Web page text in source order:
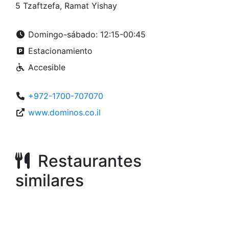
5 Tzaftzefa, Ramat Yishay
Domingo-sábado: 12:15-00:45
Estacionamiento
Accesible
+972-1700-707070
www.dominos.co.il
Restaurantes
similares